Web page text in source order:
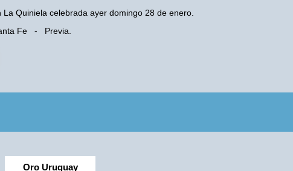
Quiniela celebrada ayer domingo 28 de enero.
Fe - Previa.
Oro Uruguay